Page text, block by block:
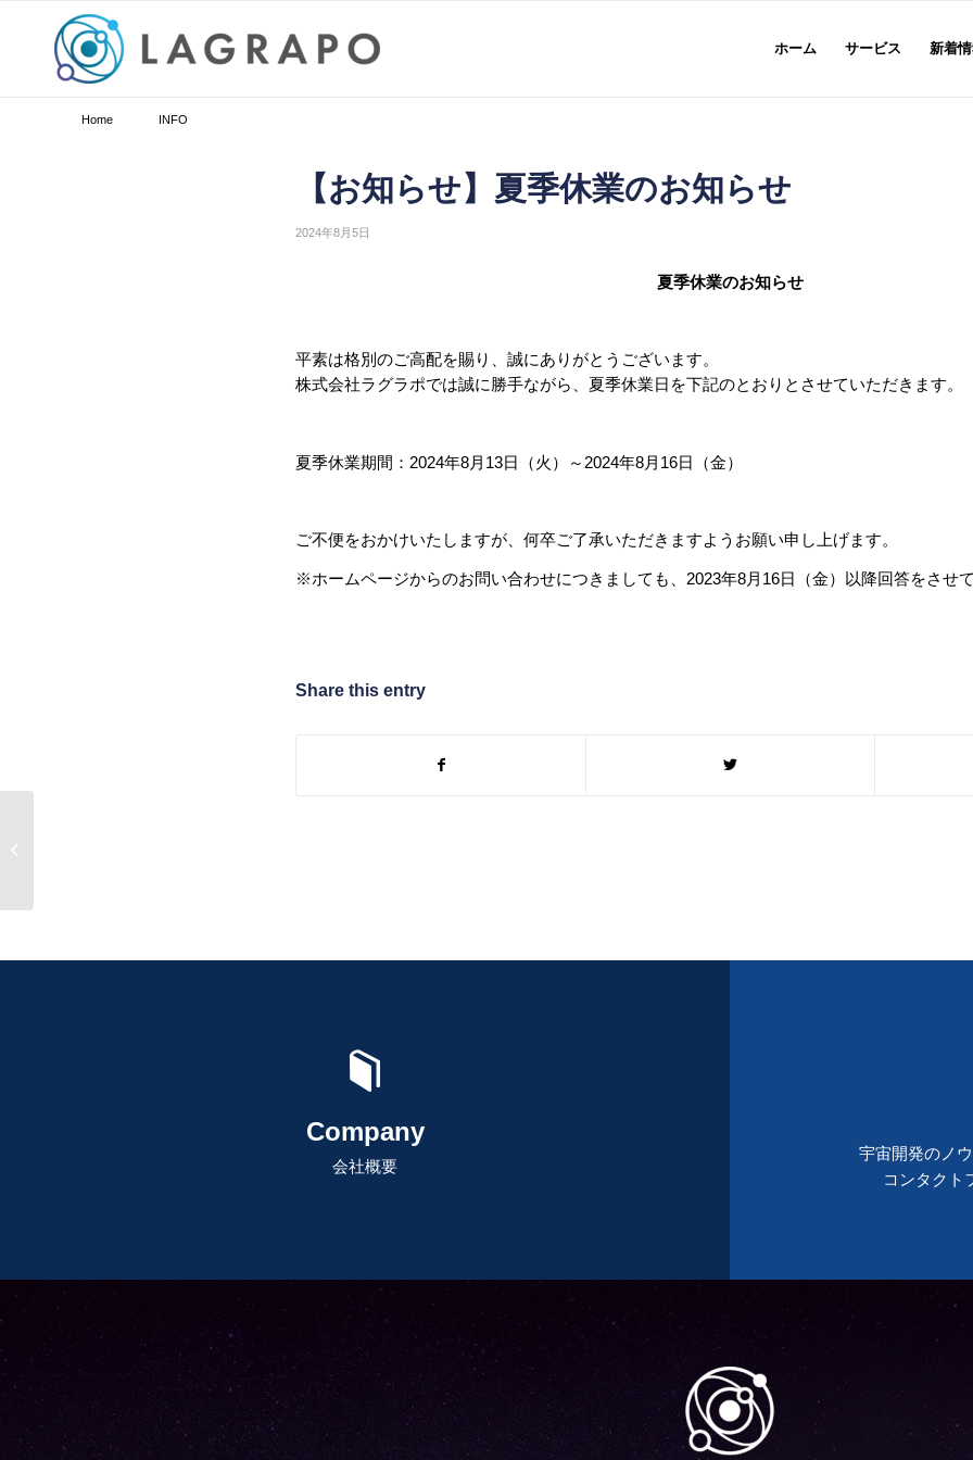
ホーム サービス 新着
Home INFO
【お知らせ】夏季休業のお知らせ
2024年8月5日
夏季休業のお知らせ
平素は格別のご高配を賜り、誠にありがとうございます。
株式会社ラグラポでは誠に勝手ながら、夏季休業日を下記のとおりとさせていただきます。
夏季休業期間：2024年8月13日（火）～2024年8月16日（金）
ご不便をおかけいたしますが、何卒ご了承いただきますようお願い申し上げます。
※ホームページからのお問い合わせにつきましても、2023年8月16日（金）以降回答をさせて
Share this entry
Company
会社概要
宇宙開発のノ
コンタクト